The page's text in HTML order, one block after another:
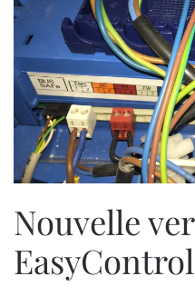
Nouvelle